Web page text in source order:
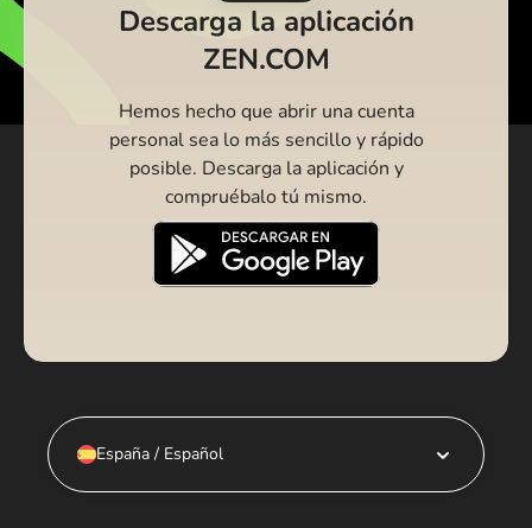
Descarga la aplicación
ZEN.COM
Hemos hecho que abrir una cuenta
personal sea lo más sencillo y rápido
posible. Descarga la aplicación y
compruébalo tú mismo.
España / Español